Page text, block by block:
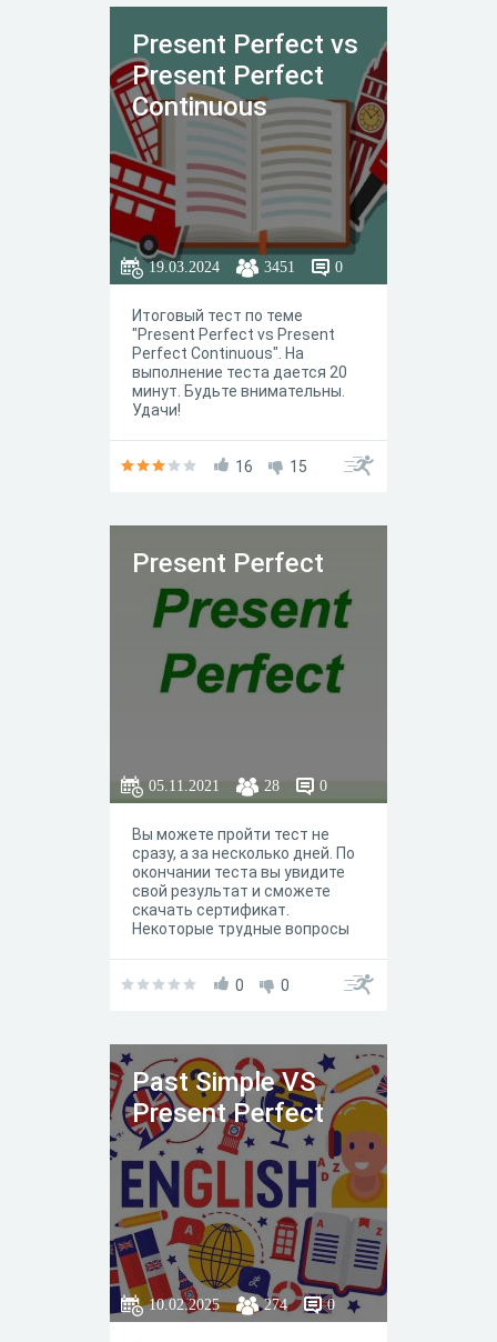
Present Perfect vs
Present Perfect
Continuous
19.03.2024 3451 0
Итоговый тест по теме
"Present Perfect vs Present
Perfect Continuous". На
выполнение теста дается 20
минут. Будьте внимательны.
Удачи!
16 15
Present Perfect
05.11.2021 28 0
Вы можете пройти тест не
сразу, а за несколько дней. По
окончании теста вы увидите
свой результат и сможете
скачать сертификат.
Некоторые трудные вопросы
0
0
Past Simple VS
Present Perfect
10.02.2025 274 0